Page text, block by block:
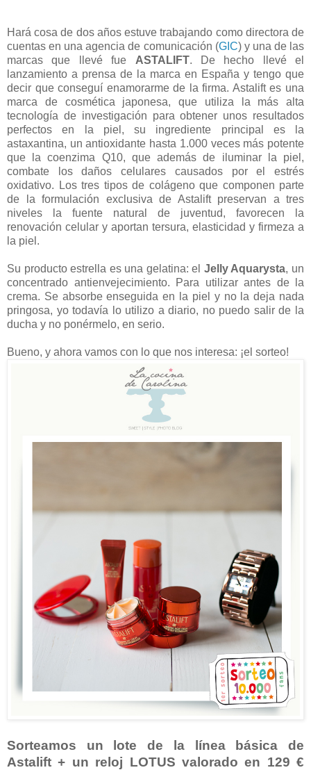
Hará cosa de dos años estuve trabajando como directora de
cuentas en una agencia de comunicación (GIC) y una de las
marcas que llevé fue ASTALIFT. De hecho llevé el
lanzamiento a prensa de la marca en España y tengo que
decir que conseguí enamorarme de la firma. Astalift es una
marca de cosmética japonesa, que utiliza la más alta
tecnología de investigación para obtener unos resultados
perfectos en la piel, su ingrediente principal es la
astaxantina, un antioxidante hasta 1.000 veces más potente
que la coenzima Q10, que además de iluminar la piel,
combate los daños celulares causados por el estrés
oxidativo. Los tres tipos de colágeno que componen parte
de la formulación exclusiva de Astalift preservan a tres
niveles la fuente natural de juventud, favorecen la
renovación celular y aportan tersura, elasticidad y firmeza a
la piel.
Su producto estrella es una gelatina: el Jelly Aquarysta, un
concentrado antienvejecimiento. Para utilizar antes de la
crema. Se absorbe enseguida en la piel y no la deja nada
pringosa, yo todavía lo utilizo a diario, no puedo salir de la
ducha y no ponérmelo, en serio.
Bueno, y ahora vamos con lo que nos interesa: ¡el sorteo!
Sorteamos un lote de la línea básica de
Astalift + un reloj LOTUS valorado en 129 €